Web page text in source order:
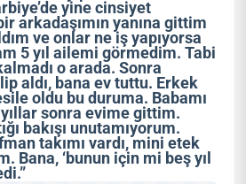
yine cinsiyet
arkadaşımın yanına gittim
ve onlar ne iş yapıyorsa
5 yıl ailemi görmedim. Tabi
o arada. Sonra
aldı, bana ev tuttu. Erkek
oldu bu duruma. Babamı
yıllar sonra evime gittim.
bakışı unutamıyorum.
takımı vardı, mini etek
Bana, ‘bunun için mi beş yıl